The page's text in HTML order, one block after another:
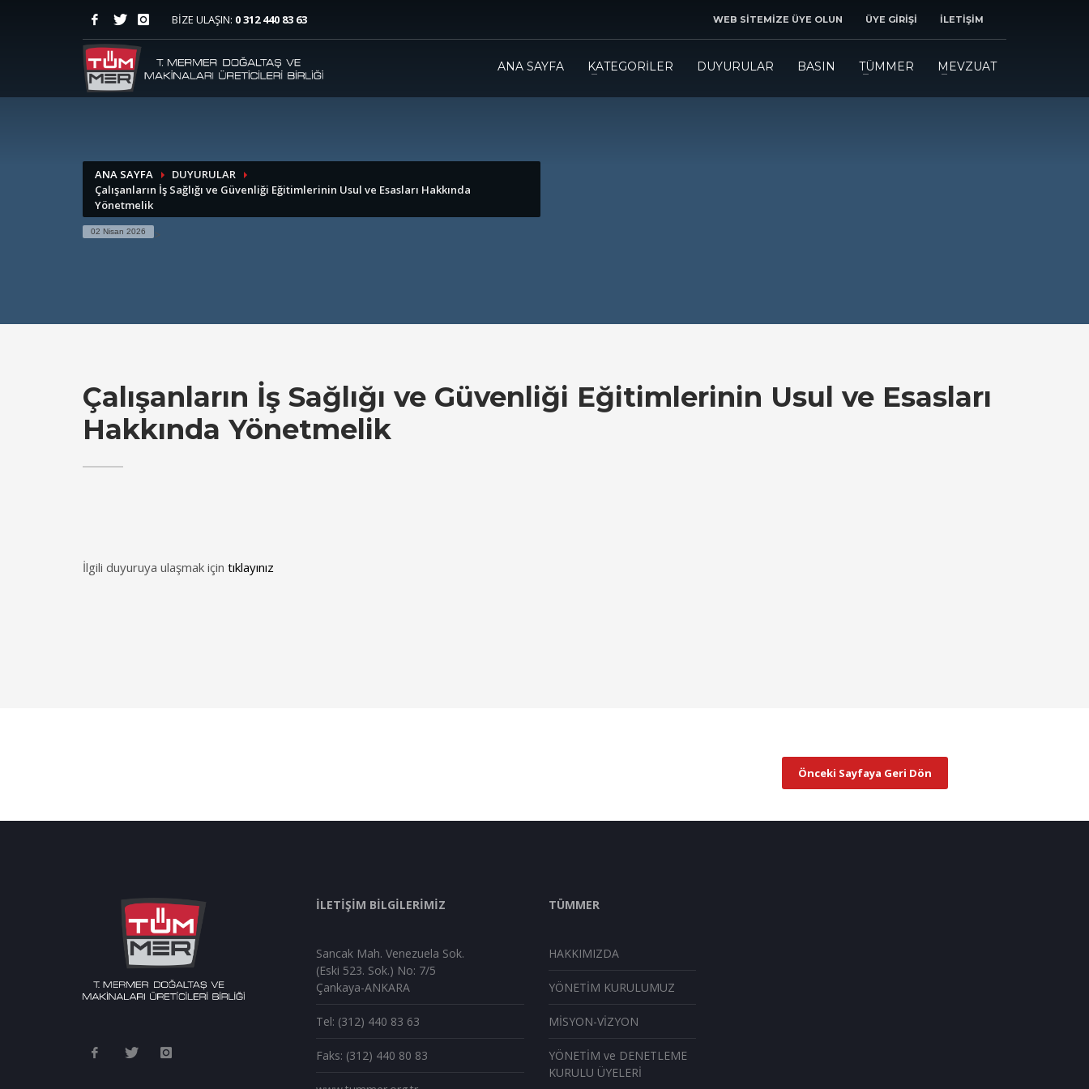
WEB SİTEMİZE ÜYE OLUN ÜYE GİRİŞİ İLETİŞİM
BİZE ULAŞIN: 0 312 440 83 63
ANA SAYFA KATEGORİLER DUYURULAR BASIN TÜMMER MEVZUAT
ANA SAYFA
DUYURULAR
Çalışanların İş Sağlığı ve Güvenliği Eğitimlerinin Usul ve Esasları Hakkında
Yönetmelik
02 Nisan 2026 >
Çalışanların İş Sağlığı ve Güvenliği Eğitimlerinin Usul ve Esasları
Hakkında Yönetmelik
İlgili duyuruya ulaşmak için tıklayınız
İLETİŞİM BİLGİLERİMİZ
Sancak Mah. Venezuela Sok.
(Eski 523. Sok.) No: 7/5
Çankaya-ANKARA
Tel: (312) 440 83 63
Faks: (312) 440 80 83
TÜMMER
HAKKIMIZDA
YÖNETİM KURULUMUZ
MİSYON-VİZYON
YÖNETİM ve DENETLEME
KURULU ÜYELERİ